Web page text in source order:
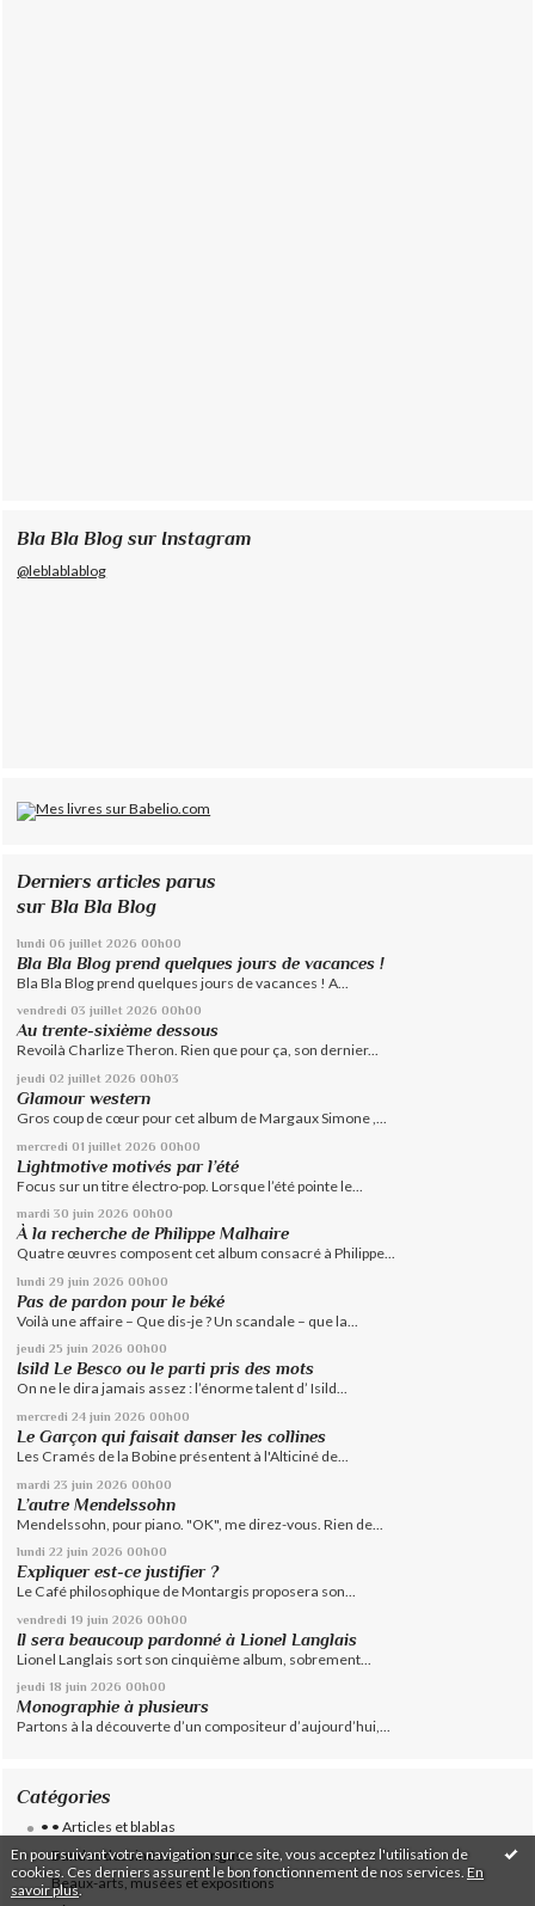
En poursuivant votre navigation sur ce site, vous acceptez l'utilisation de
cookies. Ces derniers assurent le bon fonctionnement de nos services. En
savoir plus.
Bla Bla Blog sur Instagram
@leblablablog
Derniers articles parus
sur Bla Bla Blog
lundi 06 juillet 2026 00h00
Bla Bla Blog prend quelques jours de vacances !
Bla Bla Blog prend quelques jours de vacances ! A...
vendredi 03 juillet 2026 00h00
Au trente-sixième dessous
Revoilà Charlize Theron. Rien que pour ça, son dernier...
jeudi 02 juillet 2026 00h03
Glamour western
Gros coup de cœur pour cet album de Margaux Simone ,...
mercredi 01 juillet 2026 00h00
Lightmotive motivés par l’été
Focus sur un titre électro-pop. Lorsque l’été pointe le...
mardi 30 juin 2026 00h00
À la recherche de Philippe Malhaire
Quatre œuvres composent cet album consacré à Philippe...
lundi 29 juin 2026 00h00
Pas de pardon pour le béké
Voilà une affaire – Que dis-je ? Un scandale – que la...
jeudi 25 juin 2026 00h00
Isild Le Besco ou le parti pris des mots
On ne le dira jamais assez : l’énorme talent d’ Isild...
mercredi 24 juin 2026 00h00
Le Garçon qui faisait danser les collines
Les Cramés de la Bobine présentent à l'Alticiné de...
mardi 23 juin 2026 00h00
L’autre Mendelssohn
Mendelssohn, pour piano. "OK", me direz-vous. Rien de...
lundi 22 juin 2026 00h00
Expliquer est-ce justifier ?
Le Café philosophique de Montargis proposera son...
vendredi 19 juin 2026 00h00
Il sera beaucoup pardonné à Lionel Langlais
Lionel Langlais sort son cinquième album, sobrement...
jeudi 18 juin 2026 00h00
Monographie à plusieurs
Partons à la découverte d’un compositeur d’aujourd’hui,...
Catégories
• • Articles et blablas
Bandes dessinées et mangas
Beaux-arts, musées et expositions